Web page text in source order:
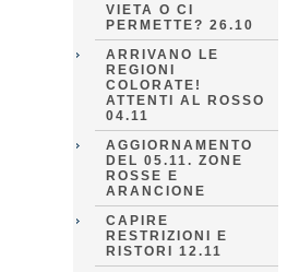
VIETA O CI
PERMETTE? 26.10
ARRIVANO LE
REGIONI
COLORATE!
ATTENTI AL ROSSO
04.11
AGGIORNAMENTO
DEL 05.11. ZONE
ROSSE E
ARANCIONE
CAPIRE
RESTRIZIONI E
RISTORI 12.11